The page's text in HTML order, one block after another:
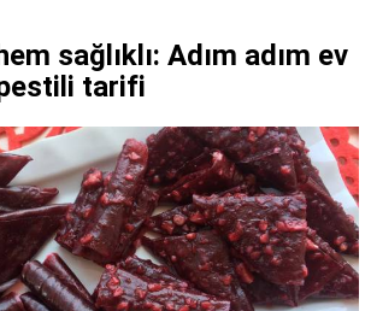
sağlıklı: Adım adım ev
tarifi